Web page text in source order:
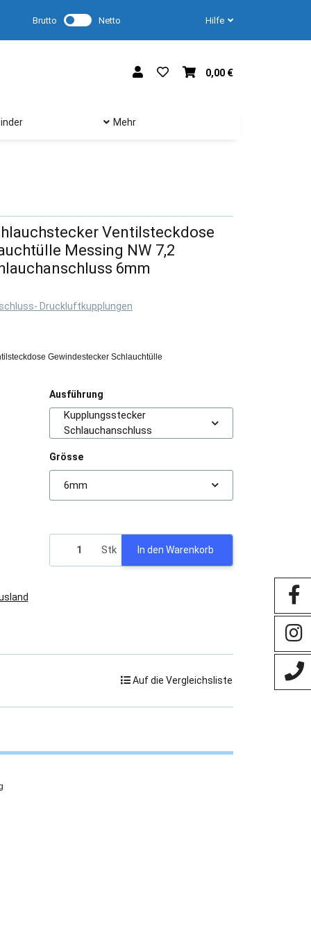
Brutto Netto Hilfe
0,00 €
Mehr
Ventilsteckdose
Messing NW 7,2
6mm
Druckluftkupplungen
Gewindestecker Schlauchtülle
Ausführung
Kupplungsstecker
Schlauchanschluss
Grösse
6mm
Stk In den Warenkorb
Auf die Vergleichsliste